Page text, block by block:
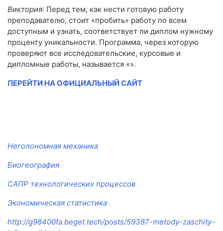
Виктория: Перед тем, как нести готовую работу
преподавателю, стоит «пробить» работу по всем
доступным и узнать, соответствует ли диплом нужному
проценту уникальности. Программа, через которую
проверяют все исследовательские, курсовые и
дипломные работы, называется «».
ПЕРЕЙТИ НА ОФИЦИАЛЬНЫЙ САЙТ
Неголономная механика
Биогеография
САПР технологических процессов
Экономическая статистика
http://g98400fa.beget.tech/posts/59387-metody-zaschity-